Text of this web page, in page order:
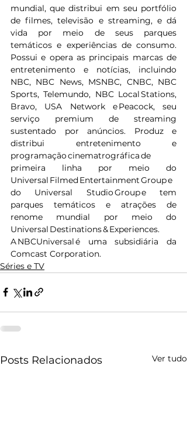
mundial, que distribui em seu portfólio
de filmes, televisão e streaming, e dá
vida por meio de seus parques
temáticos e experiências de consumo.
Possui e opera as principais marcas de
entretenimento e notícias, incluindo
NBC, NBC News, MSNBC, CNBC, NBC
Sports, Telemundo, NBC Local Stations,
Bravo, USA Network e Peacock, seu
serviço premium de streaming
sustentado por anúncios. Produz e
distribui entretenimento e
programação cinematrográfica de
primeira linha por meio do
Universal Filmed Entertainment Group e
do Universal Studio Group e tem
parques temáticos e atrações de
renome mundial por meio do
Universal Destinations & Experiences.
A NBCUniversal é uma subsidiária da
Comcast Corporation.
Séries e TV
Posts Relacionados Ver tudo